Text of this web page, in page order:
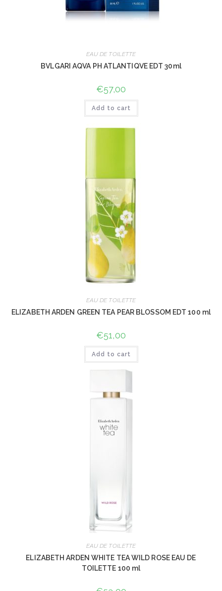
EAU DE TOILETTE
BVLGARI AQVA PH ATLANTIQVE EDT 30ml
€57,00
Add to cart
EAU DE TOILETTE
ELIZABETH ARDEN GREEN TEA PEAR BLOSSOM EDT 100 ml
€51,00
Add to cart
EAU DE TOILETTE
ELIZABETH ARDEN WHITE TEA WILD ROSE EAU DE
TOILETTE 100 ml